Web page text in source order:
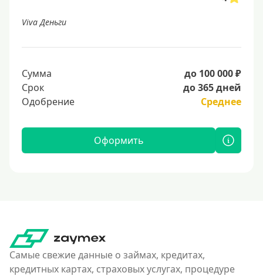
Viva Деньги
Сумма
до 100 000 ₽
Срок
до 365 дней
Одобрение
Среднее
Оформить
Самые свежие данные о займах, кредитах,
кредитных картах, страховых услугах, процедуре